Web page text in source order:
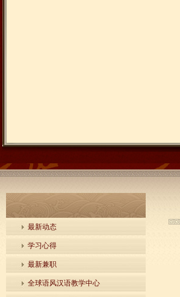
最新动态
学习心得
最新兼职
全球语风汉语教学中心